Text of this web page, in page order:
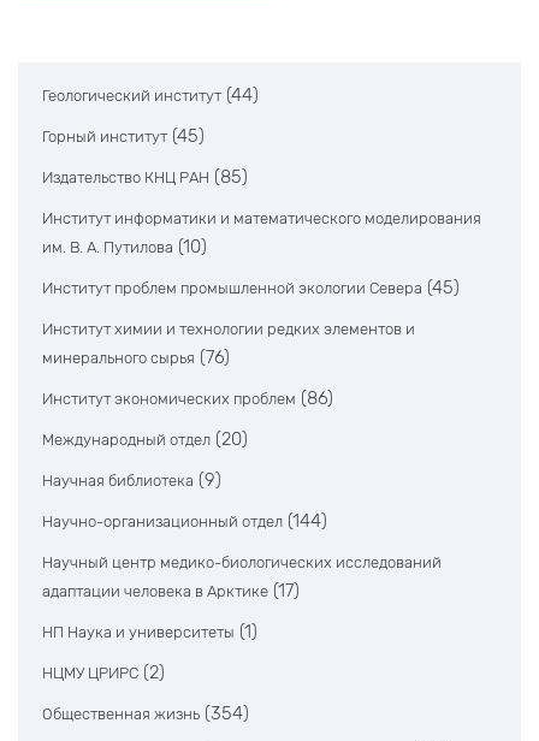
Геологический институт (44)
Горный институт (45)
Издательство КНЦ РАН (85)
Институт информатики и математического моделирования
им. В. А. Путилова (10)
Институт проблем промышленной экологии Севера (45)
Институт химии и технологии редких элементов и
минерального сырья (76)
Институт экономических проблем (86)
Международный отдел (20)
Научная библиотека (9)
Научно-организационный отдел (144)
Научный центр медико-биологических исследований
адаптации человека в Арктике (17)
НП Наука и университеты (1)
НЦМУ ЦРИРС (2)
Общественная жизнь (354)